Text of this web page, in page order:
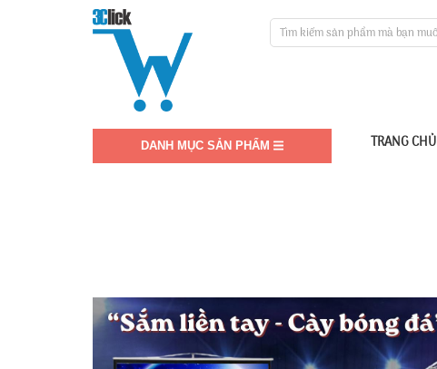
DANH MỤC SẢN PHẨM TRANG CHỦ